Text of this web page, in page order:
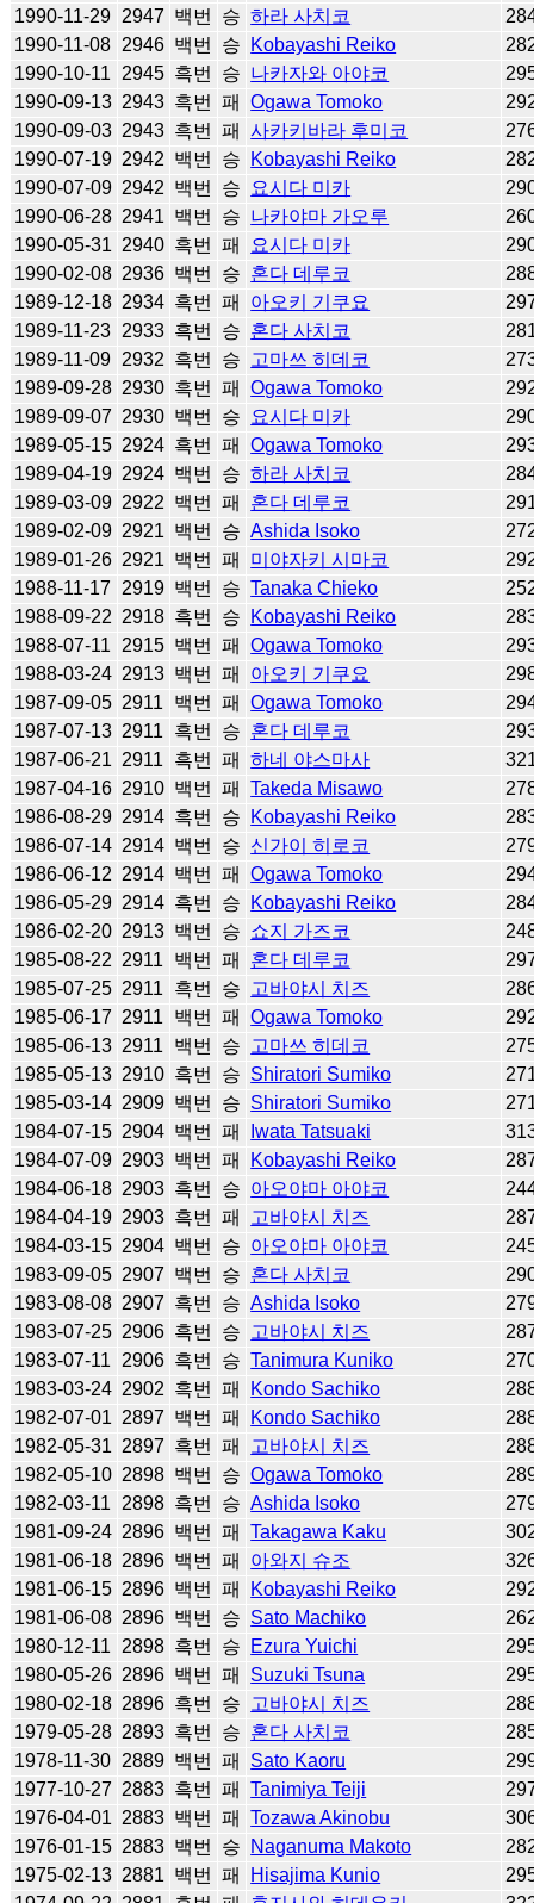
1990-11-29 2947 백번 승 하라 사치코
1990-11-08 2946 백번 승 Kobayashi Reiko
1990-10-11
2945 흑번 승 나카자와 아야코
1990-09-13 2943 흑번 패 Ogawa Tomoko
1990-09-03 2943 흑번 패 사카키바라 후미코
1990-07-19 2942 백번 승 Kobayashi Reiko
1990-07-09 2942 백번 승 요시다 미카
1990-06-28 2941 백번 승 나카야마 가오루
1990-05-31 2940 흑번 패 요시다 미카
1990-02-08 2936 백번 승 혼다 데루코
1989-12-18 2934 흑번 패 아오키 기쿠요
1989-11-23 2933 흑번 승 혼다 사치코
1989-11-09 2932 흑번 승 고마쓰 히데코
1989-09-28 2930 흑번 패 Ogawa Tomoko
1989-09-07 2930 백번 승 요시다 미카
1989-05-15 2924 흑번 패 Ogawa Tomoko
1989-04-19 2924 백번 승 하라 사치코
1989-03-09 2922 백번 패 혼다 데루코
1989-02-09 2921 백번 승 Ashida Isoko
1989-01-26 2921 백번 패 미야자키 시마코
1988-11-17
2919 백번 승 Tanaka Chieko
1988-09-22 2918 흑번 승 Kobayashi Reiko
1988-07-11
2915 백번 패 Ogawa Tomoko
1988-03-24 2913 백번 패 아오키 기쿠요
1987-09-05 2911 백번 패 Ogawa Tomoko
1987-07-13 2911 흑번 승 혼다 데루코
1987-06-21 2911 흑번 패 하네 야스마사
1987-04-16 2910 백번 패 Takeda Misawo
1986-08-29 2914 흑번 승 Kobayashi Reiko
1986-07-14 2914 백번 승 신가이 히로코
1986-06-12 2914 백번 패 Ogawa Tomoko
1986-05-29 2914 흑번 승 Kobayashi Reiko
1986-02-20 2913 백번 승 쇼지 가즈코
1985-08-22 2911 백번 패 혼다 데루코
1985-07-25 2911 흑번 승 고바야시 치즈
1985-06-17 2911 백번 패 Ogawa Tomoko
1985-06-13 2911 백번 승 고마쓰 히데코
1985-05-13 2910 흑번 승 Shiratori Sumiko
1985-03-14 2909 백번 승 Shiratori Sumiko
1984-07-15 2904 백번 패 Iwata Tatsuaki
1984-07-09 2903 백번 패 Kobayashi Reiko
1984-06-18 2903 흑번 승 아오야마 아야코
1984-04-19 2903 흑번 패 고바야시 치즈
1984-03-15 2904 백번 승 아오야마 아야코
1983-09-05 2907 백번 승 혼다 사치코
1983-08-08 2907 흑번 승 Ashida Isoko
1983-07-25 2906 흑번 승 고바야시 치즈
1983-07-11
2906 흑번 승 Tanimura Kuniko
1983-03-24 2902 흑번 패 Kondo Sachiko
1982-07-01 2897 백번 패 Kondo Sachiko
1982-05-31 2897 흑번 패 고바야시 치즈
1982-05-10 2898 백번 승 Ogawa Tomoko
1982-03-11
2898 흑번 승 Ashida Isoko
1981-09-24 2896 백번 패 Takagawa Kaku
1981-06-18 2896 백번 패 아와지 슈조
1981-06-15 2896 백번 패 Kobayashi Reiko
1981-06-08 2896 백번 승 Sato Machiko
1980-12-11
2898 흑번 승 Ezura Yuichi
1980-05-26 2896 백번 패 Suzuki Tsuna
1980-02-18 2896 흑번 승 고바야시 치즈
1979-05-28 2893 흑번 승 혼다 사치코
1978-11-30 2889 백번 패 Sato Kaoru
1977-10-27 2883 흑번 패 Tanimiya Teiji
1976-04-01 2883 백번 패 Tozawa Akinobu
1976-01-15 2883 백번 승 Naganuma Makoto
1975-02-13 2881 백번 패 Hisajima Kunio